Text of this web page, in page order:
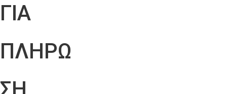
ΓΙΑ
ΠΛΗΡΩ